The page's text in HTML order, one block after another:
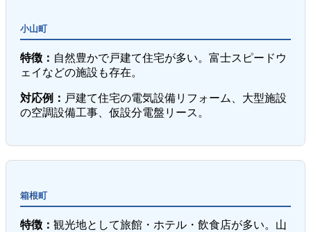
小山町
特徴： 自然豊かで戸建て住宅が多い。富士スピードウ
ェイなどの施設も存在。
対応例： 戸建て住宅の電気設備リフォーム、大型施設
の空調設備工事、仮設分電盤リース。
箱根町
特徴： 観光地として旅館・ホテル・飲食店が多い。山